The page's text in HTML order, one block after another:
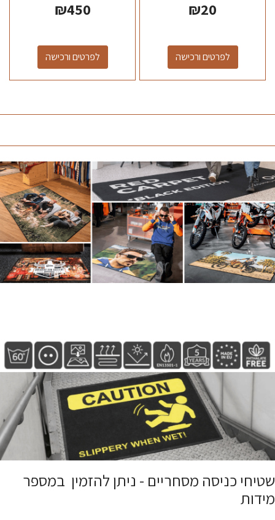
₪20
לפרטים ורכישה
₪450
לפרטים ורכישה
שטיחי כניסה מסחריים - ניתן להזמין במספר
מידות